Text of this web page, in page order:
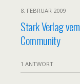
8. FEBRUAR 2009
Stark Verlag
Community
1 ANTWORT